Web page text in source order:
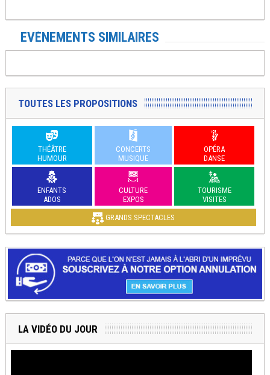
EVÉNEMENTS SIMILAIRES
TOUTES LES PROPOSITIONS
THÉÂTRE
HUMOUR
CONCERTS
MUSIQUE
OPÉRA
DANSE
ENFANTS
ADOS
CULTURE
EXPOS
TOURISME
VISITES
GRANDS SPECTACLES
LA VIDÉO DU JOUR